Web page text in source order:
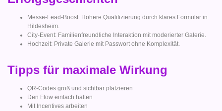
Messe-Lead-Boost: Höhere Qualifizierung durch klares Formular in
Hildesheim.
City-Event: Familienfreundliche Interaktion mit moderierter Galerie.
Hochzeit: Private Galerie mit Passwort ohne Komplexität.
Tipps für maximale Wirkung
QR-Codes groß und sichtbar platzieren
Den Flow einfach halten
Mit Incentives arbeiten